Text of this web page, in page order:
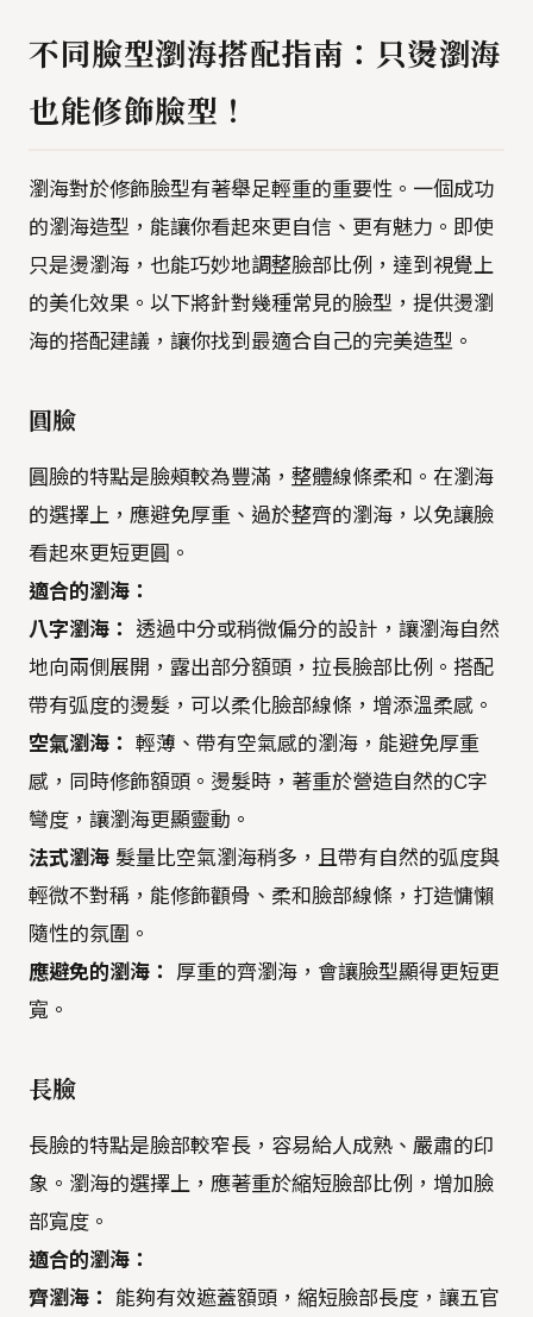
不同臉型瀏海搭配指南：只燙瀏海
也能修飾臉型！
瀏海對於修飾臉型有著舉足輕重的重要性。一個成功
的瀏海造型，能讓你看起來更自信、更有魅力。即使
只是燙瀏海，也能巧妙地調整臉部比例，達到視覺上
的美化效果。以下將針對幾種常見的臉型，提供燙瀏
海的搭配建議，讓你找到最適合自己的完美造型。
圓臉
圓臉的特點是臉頰較為豐滿，整體線條柔和。在瀏海
的選擇上，應避免厚重、過於整齊的瀏海，以免讓臉
看起來更短更圓。
適合的瀏海：
八字瀏海：
透過中分或稍微偏分的設計，讓瀏海自然
地向兩側展開，露出部分額頭，拉長臉部比例。搭配
帶有弧度的燙髮，可以柔化臉部線條，增添溫柔感。
空氣瀏海： 輕薄、帶有空氣感的瀏海，能避免厚重
感，同時修飾額頭。燙髮時，著重於營造自然的C字
彎度，讓瀏海更顯靈動。
法式瀏海 髮量比空氣瀏海稍多，且帶有自然的弧度與
輕微不對稱，能修飾顴骨、柔和臉部線條，打造慵懶
隨性的氛圍。
應避免的瀏海：
厚重的齊瀏海，會讓臉型顯得更短更
寬。
長臉
長臉的特點是臉部較窄長，容易給人成熟、嚴肅的印
象。瀏海的選擇上，應著重於縮短臉部比例，增加臉
部寬度。
適合的瀏海：
齊瀏海：
能夠有效遮蓋額頭，縮短臉部長度，讓五官